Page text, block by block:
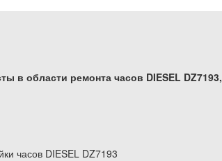
в области ремонта часов DIESEL DZ7193,
часов DIESEL DZ7193